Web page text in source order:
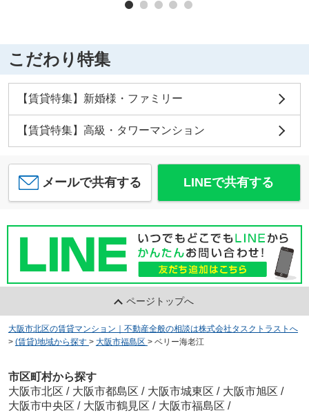
こだわり特集
【賃貸特集】新婚様・ファミリー
【賃貸特集】高級・タワーマンション
メールで共有する LINEで共有する
ページトップへ
大阪市北区の賃貸マンション｜不動産全般の相談は株式会社タスクトラストへ
> (賃貸)地域から探す > 大阪市福島区 > ベリー海老江
市区町村から探す
大阪市北区 / 大阪市都島区 / 大阪市城東区 / 大阪市旭区 /
大阪市中央区 / 大阪市鶴見区 / 大阪市福島区 /